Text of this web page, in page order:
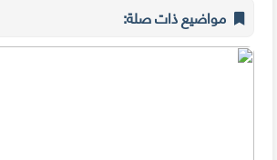
مواضيع ذات صلة: